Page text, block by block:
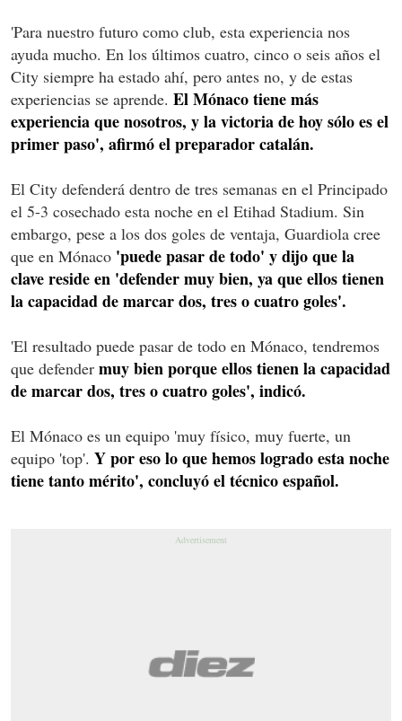
'Para nuestro futuro como club, esta experiencia nos
ayuda mucho. En los últimos cuatro, cinco o seis años el
City siempre ha estado ahí, pero antes no, y de estas
experiencias se aprende. El Mónaco tiene más
experiencia que nosotros, y la victoria de hoy sólo es el
primer paso', afirmó el preparador catalán.
El City defenderá dentro de tres semanas en el Principado
el 5-3 cosechado esta noche en el Etihad Stadium. Sin
embargo, pese a los dos goles de ventaja, Guardiola cree
que en Mónaco 'puede pasar de todo' y dijo que la
clave reside en 'defender muy bien, ya que ellos tienen
la capacidad de marcar dos, tres o cuatro goles'.
'El resultado puede pasar de todo en Mónaco, tendremos
que defender muy bien porque ellos tienen la capacidad
de marcar dos, tres o cuatro goles', indicó.
El Mónaco es un equipo 'muy físico, muy fuerte, un
equipo 'top'. Y por eso lo que hemos logrado esta noche
tiene tanto mérito', concluyó el técnico español.